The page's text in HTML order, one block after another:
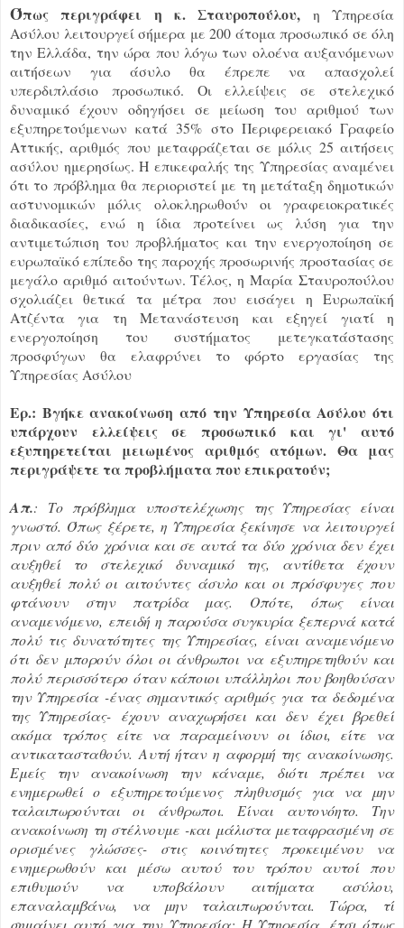
Όπως περιγράφει η κ. Σταυροπούλου, η Υπηρεσία
Ασύλου λειτουργεί σήμερα με 200 άτομα προσωπικό σε όλη
την Ελλάδα, την ώρα που λόγω των ολοένα αυξανόμενων
αιτήσεων για άσυλο θα έπρεπε να απασχολεί
υπερδιπλάσιο προσωπικό. Οι ελλείψεις σε στελεχικό
δυναμικό έχουν οδηγήσει σε μείωση του αριθμού των
εξυπηρετούμενων κατά 35% στο Περιφερειακό Γραφείο
Αττικής, αριθμός που μεταφράζεται σε μόλις 25 αιτήσεις
ασύλου ημερησίως. Η επικεφαλής της Υπηρεσίας αναμένει
ότι το πρόβλημα θα περιοριστεί με τη μετάταξη δημοτικών
αστυνομικών μόλις ολοκληρωθούν οι γραφειοκρατικές
διαδικασίες, ενώ η ίδια προτείνει ως λύση για την
αντιμετώπιση του προβλήματος και την ενεργοποίηση σε
ευρωπαϊκό επίπεδο της παροχής προσωρινής προστασίας σε
μεγάλο αριθμό αιτούντων. Τέλος, η Μαρία Σταυροπούλου
σχολιάζει θετικά τα μέτρα που εισάγει η Ευρωπαϊκή
Ατζέντα για τη Μετανάστευση και εξηγεί γιατί η
ενεργοποίηση του συστήματος μετεγκατάστασης
προσφύγων θα ελαφρύνει το φόρτο εργασίας της
Υπηρεσίας Ασύλου
Ερ.: Βγήκε ανακοίνωση από την Υπηρεσία Ασύλου ότι
υπάρχουν ελλείψεις σε προσωπικό και γι' αυτό
εξυπηρετείται μειωμένος αριθμός ατόμων. Θα μας
περιγράψετε τα προβλήματα που επικρατούν;
Απ.: Το πρόβλημα υποστελέχωσης της Υπηρεσίας είναι
γνωστό. Όπως ξέρετε, η Υπηρεσία ξεκίνησε να λειτουργεί
πριν από δύο χρόνια και σε αυτά τα δύο χρόνια δεν έχει
αυξηθεί το στελεχικό δυναμικό της, αντίθετα έχουν
αυξηθεί πολύ οι αιτούντες άσυλο και οι πρόσφυγες που
φτάνουν στην πατρίδα μας. Οπότε, όπως είναι
αναμενόμενο, επειδή η παρούσα συγκυρία ξεπερνά κατά
πολύ τις δυνατότητες της Υπηρεσίας, είναι αναμενόμενο
ότι δεν μπορούν όλοι οι άνθρωποι να εξυπηρετηθούν και
πολύ περισσότερο όταν κάποιοι υπάλληλοι που βοηθούσαν
την Υπηρεσία -ένας σημαντικός αριθμός για τα δεδομένα
της Υπηρεσίας- έχουν αναχωρήσει και δεν έχει βρεθεί
ακόμα τρόπος είτε να παραμείνουν οι ίδιοι, είτε να
αντικατασταθούν. Αυτή ήταν η αφορμή της ανακοίνωσης.
Εμείς την ανακοίνωση την κάναμε, διότι πρέπει να
ενημερωθεί ο εξυπηρετούμενος πληθυσμός για να μην
ταλαιπωρούνται οι άνθρωποι. Είναι αυτονόητο. Την
ανακοίνωση τη στέλνουμε -και μάλιστα μεταφρασμένη σε
ορισμένες γλώσσες- στις κοινότητες προκειμένου να
ενημερωθούν και μέσω αυτού του τρόπου αυτοί που
επιθυμούν να υποβάλουν αιτήματα ασύλου,
επαναλαμβάνω, να μην ταλαιπωρούνται. Τώρα, τί
σημαίνει αυτό για την Υπηρεσία; Η Υπηρεσία, έτσι όπως